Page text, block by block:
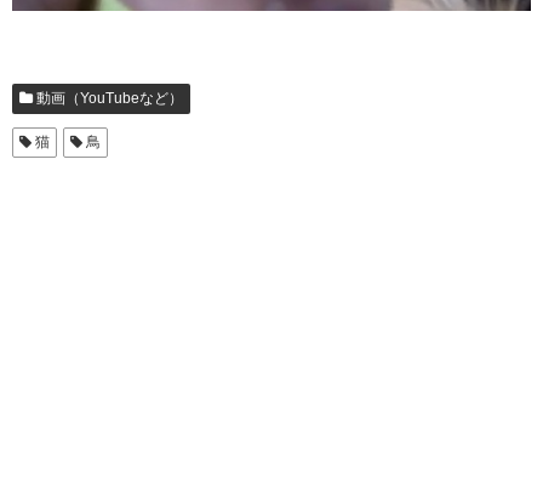
動画（YouTubeなど）
猫 鳥